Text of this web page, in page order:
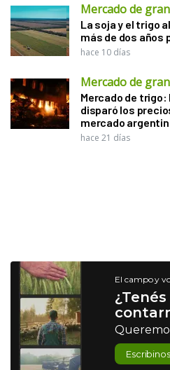
Mercado de
La soja y el trigo
más de dos años
hace 10 días
Mercado de
Mercado de trigo:
disparó los
mercado
hace 21 días
El campo y
Escribinos